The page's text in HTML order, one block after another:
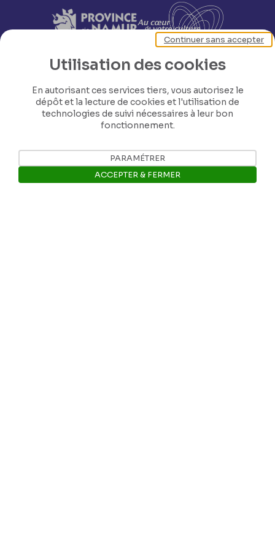
Utilisation des cookies
En autorisant ces services tiers, vous autorisez le
dépôt et la lecture de cookies et l'utilisation de
technologies de suivi nécessaires à leur bon
fonctionnement.
Continuer sans accepter
PARAMÉTRER
ACCEPTER & FERMER